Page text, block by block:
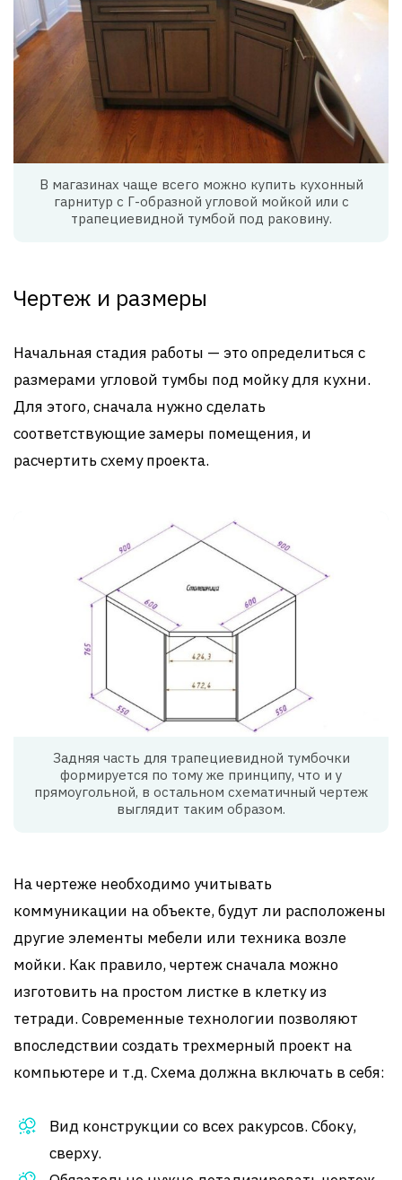
В магазинах чаще всего можно купить кухонный
гарнитур с Г-образной угловой мойкой или с
трапециевидной тумбой под раковину.
Чертеж и размеры
Начальная стадия работы — это определиться с
размерами угловой тумбы под мойку для кухни.
Для этого, сначала нужно сделать
соответствующие замеры помещения, и
расчертить схему проекта.
Задняя часть для трапециевидной тумбочки
формируется по тому же принципу, что и у
прямоугольной, в остальном схематичный чертеж
выглядит таким образом.
На чертеже необходимо учитывать
коммуникации на объекте, будут ли расположены
другие элементы мебели или техника возле
мойки. Как правило, чертеж сначала можно
изготовить на простом листке в клетку из
тетради. Современные технологии позволяют
впоследствии создать трехмерный проект на
компьютере и т.д. Схема должна включать в себя:
Вид конструкции со всех ракурсов. Сбоку,
сверху.